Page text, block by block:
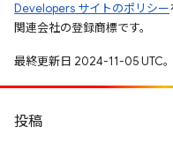
Developers サイトのポリシー
関連会社の登録商標です。
最終更新日 2024-11-05 UTC。
投稿